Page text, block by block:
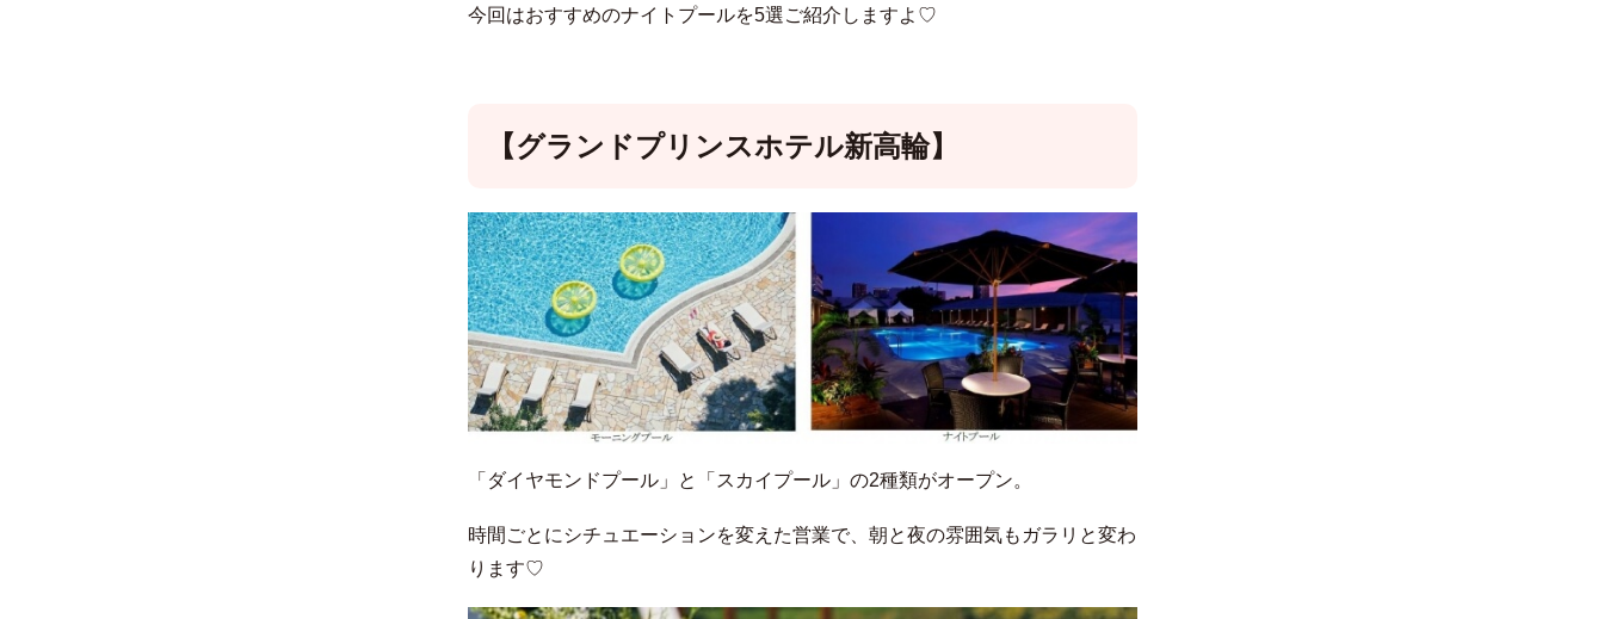
今回はおすすめのナイトプールを5選ご紹介しますよ♡
【グランドプリンスホテル新高輪】
「ダイヤモンドプール」と「スカイプール」の2種類がオープン。
時間ごとにシチュエーションを変えた営業で、朝と夜の雰囲気もガラリと変わ
ります♡